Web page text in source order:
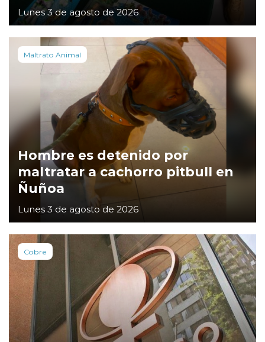
Lunes 3 de agosto de 2026
Maltrato Animal
Hombre es detenido por
maltratar a cachorro pitbull en
Ñuñoa
Lunes 3 de agosto de 2026
Cobre